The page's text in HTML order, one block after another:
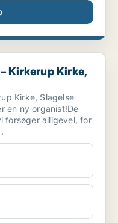
Slagelse...
Kirkerup Kirke,
Kirke, Slagelse
en ny organist!De
forsøger alligevel, for